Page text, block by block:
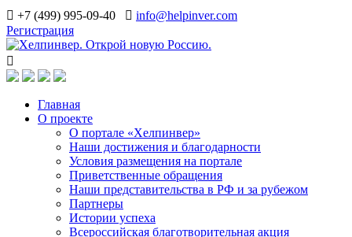
+7 (499) 995-09-40
info@helpinver.com
Регистрация
Главная
О проекте
О портале «Хелпинвер»
Наши достижения и благодарности
Условия размещения на портале
Приветственные обращения
Наши представительства в РФ и за рубежом
Партнеры
Истории успеха
Всероссийская благотворительная акция